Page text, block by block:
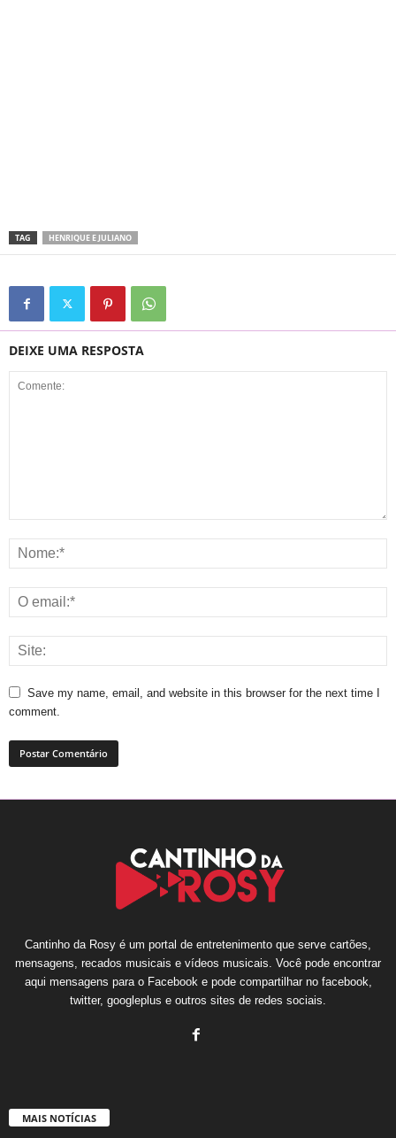
TAG HENRIQUE E JULIANO
DEIXE UMA RESPOSTA
Save my name, email, and website in this browser for the next time I
comment.
Cantinho da Rosy é um portal de entretenimento que serve cartões,
mensagens, recados musicais e vídeos musicais. Você pode encontrar
aqui mensagens para o Facebook e pode compartilhar no facebook,
twitter, googleplus e outros sites de redes sociais.
MAIS NOTÍCIAS